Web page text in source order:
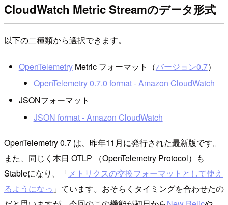
CloudWatch Metric Streamのデータ形式
以下の二種類から選択できます。
OpenTelemetryMetric フォーマット（バージョン0.7）
OpenTelemetry 0.7.0 format - Amazon CloudWatch
JSONフォーマット
JSON format - Amazon CloudWatch
OpenTelemetry 0.7 は、昨年11月に発行された最新版です。
また、同じく本日 OTLP （OpenTelemetry Protocol）も
Stableになり、「メトリクスの交換フォーマットとして使え
るようになっ 」ています。おそらくタイミングを合わせたの